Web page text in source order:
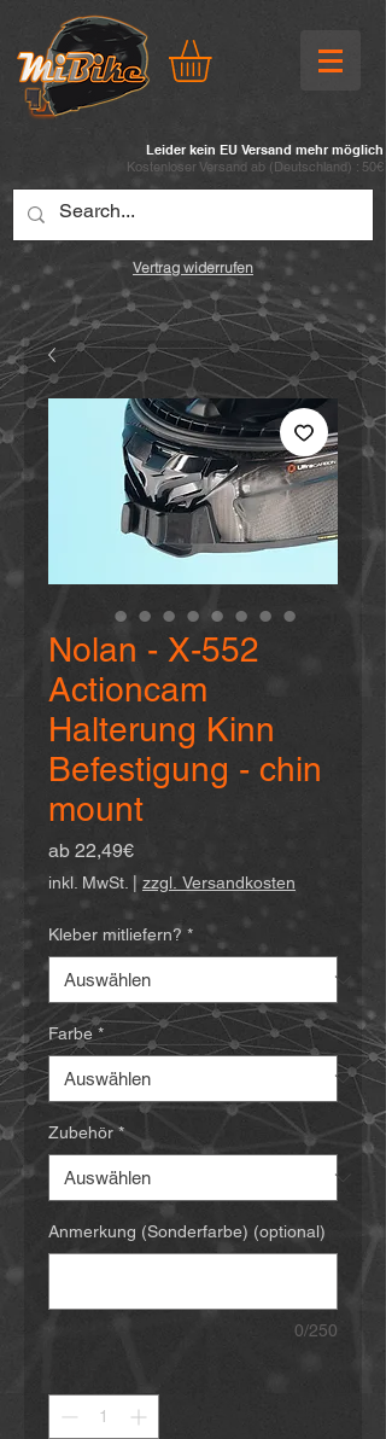
Leider kein EU Versand mehr möglich
Kostenloser Versand ab (Deutschland) : 50€
Vertrag widerrufen
Nolan - X-552
Actioncam
Halterung Kinn
Befestigung - chin
mount
ab 22,49€Sale-
Preis
inkl. MwSt. zzgl. Versandkosten
Kleber mitliefern? *
Farbe *
Zubehör *
Anmerkung (Sonderfarbe) (optional)
0/250